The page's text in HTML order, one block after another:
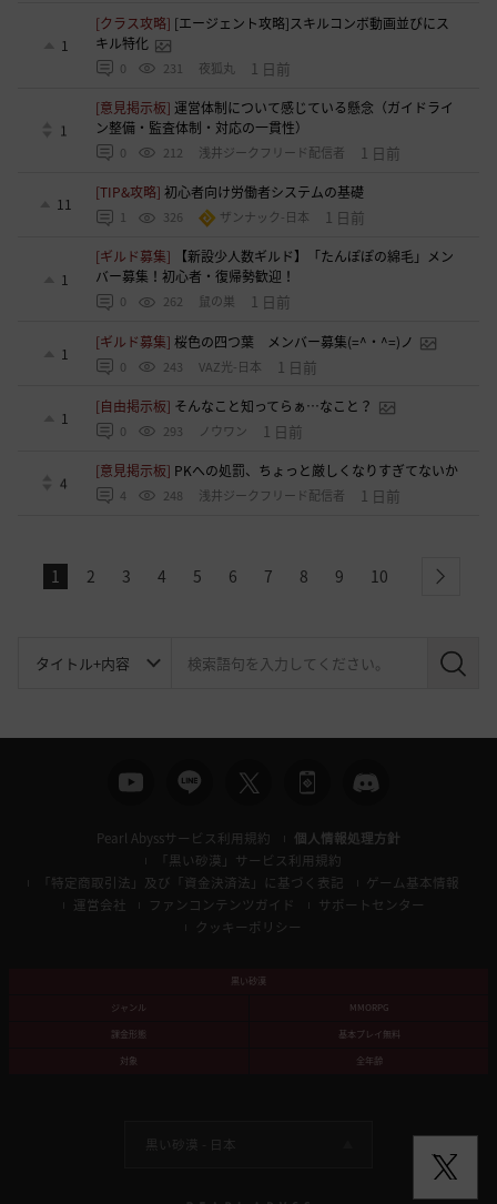
1
[クラス攻略] [エージェント攻略]スキルコンボ動画並びにス
キル特化
0 231 夜狐丸 1 日前
1
[意見掲示板]運営体制について感じている懸念（ガイドライ
ン整備・監査体制・対応の一貫性）
0 212 浅井ジークフリード配信者 1 日前
11
[TIP&攻略]初心者向け労働者システムの基礎
1 326 ザンナック-日本 1 日前
1
[ギルド募集]
【新設少人数ギルド】「たんぽぽの綿毛」メン
バー募集！初心者・復帰勢歓迎！
0 262 鼠の巣 1 日前
1
[ギルド募集]桜色の四つ葉 メンバー募集(=^・^=)ノ
0 243 VAZ光-日本 1 日前
1
[自由掲示板] そんなこと知ってらぁ…なこと？
0 293 ノウワン 1 日前
4
[意見掲示板] PKへの処罰、ちょっと厳しくなりすぎてないか
4 248 浅井ジークフリード配信者 1 日前
1 2 3 4 5 6 7 8 9 10 next
検
Pearl Abyssサービス利用規約
個人情報処理方針
「黒い砂漠」サービス利用規約
「特定商取引法」及び「資金決済法」に基づく表記
ゲーム基本情報
運営会社
ファンコンテンツガイド
サポートセンター
クッキーポリシー
黒い砂漠
ジャンル
MMORPG
課金形態
基本プレイ無料
対象
全年齢
黒い砂漠 - 日本